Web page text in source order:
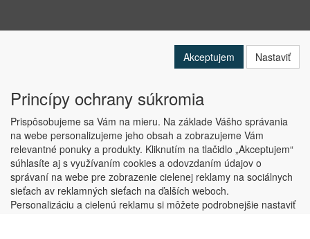
Copyright © ABRA Software a.s. 2019
Akceptujem Nastaviť
Princípy ochrany súkromia
Prispôsobujeme sa Vám na mieru. Na základe Vášho správania
na webe personalizujeme jeho obsah a zobrazujeme Vám
relevantné ponuky a produkty. Kliknutím na tlačidlo „Akceptujem“
súhlasíte aj s využívaním cookies a odovzdaním údajov o
správaní na webe pre zobrazenie cielenej reklamy na sociálnych
sieťach av reklamných sieťach na ďalších weboch.
Personalizáciu a cielenú reklamu si môžete podrobnejšie nastaviť